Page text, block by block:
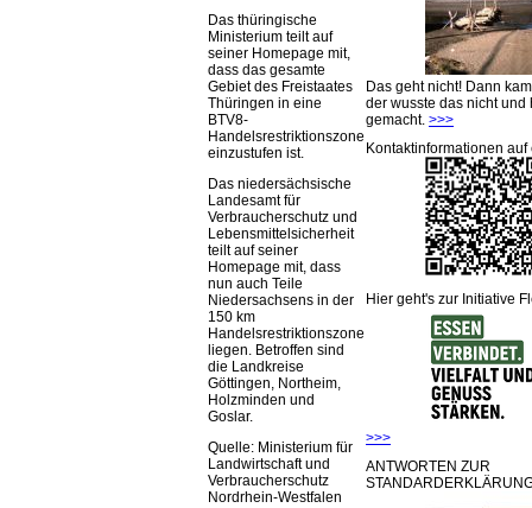
Das thüringische
Ministerium teilt auf
seiner Homepage mit,
dass das gesamte
Gebiet des Freistaates
Thüringen in eine
BTV8-
Handelsrestriktionszone
einzustufen ist.
Das niedersächsische
Landesamt für
Verbraucherschutz und
Lebensmittelsicherheit
teilt auf seiner
Homepage mit, dass
nun auch Teile
Niedersachsens in der
150 km
Handelsrestriktionszone
liegen. Betroffen sind
die Landkreise
Göttingen, Northeim,
Holzminden und
Goslar.
Quelle: Ministerium für
Landwirtschaft und
Verbraucherschutz
Nordrhein-Westfalen
Das geht nicht! Dann
der wusste das nicht und
gemacht. >>>
Kontaktinformationen
Hier geht's zur Initiative
>>>
ANTWORTEN ZUR